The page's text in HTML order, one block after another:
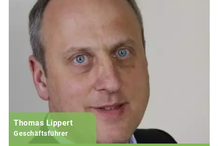
Thomas Lippert
Geschäftsführer